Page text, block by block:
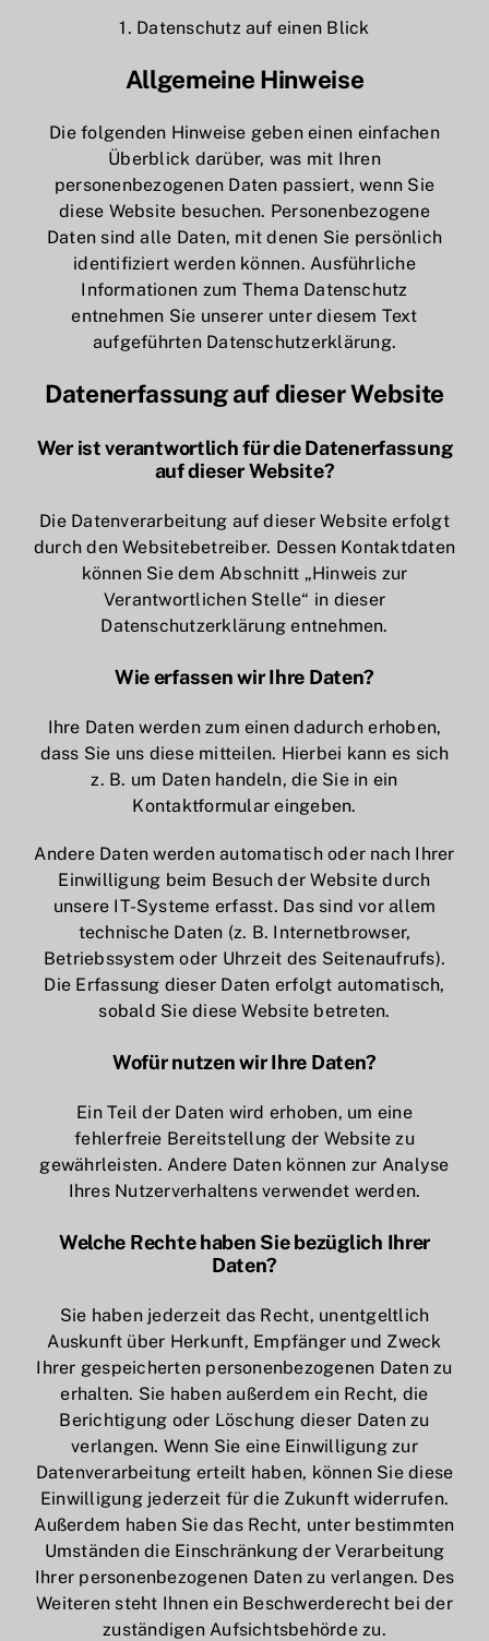
1. Datenschutz auf einen Blick
Allgemeine Hinweise
Die folgenden Hinweise geben einen einfachen
Überblick darüber, was mit Ihren
personenbezogenen Daten passiert, wenn Sie
diese Website besuchen. Personenbezogene
Daten sind alle Daten, mit denen Sie persönlich
identifiziert werden können. Ausführliche
Informationen zum Thema Datenschutz
entnehmen Sie unserer unter diesem Text
aufgeführten Datenschutzerklärung.
Datenerfassung auf dieser Website
Wer ist verantwortlich für die Datenerfassung
auf dieser Website?
Die Datenverarbeitung auf dieser Website erfolgt
durch den Websitebetreiber. Dessen Kontaktdaten
können Sie dem Abschnitt „Hinweis zur
Verantwortlichen Stelle“ in dieser
Datenschutzerklärung entnehmen.
Wie erfassen wir Ihre Daten?
Ihre Daten werden zum einen dadurch erhoben,
dass Sie uns diese mitteilen. Hierbei kann es sich
z. B. um Daten handeln, die Sie in ein
Kontaktformular eingeben.
Andere Daten werden automatisch oder nach Ihrer
Einwilligung beim Besuch der Website durch
unsere IT-Systeme erfasst. Das sind vor allem
technische Daten (z. B. Internetbrowser,
Betriebssystem oder Uhrzeit des Seitenaufrufs).
Die Erfassung dieser Daten erfolgt automatisch,
sobald Sie diese Website betreten.
Wofür nutzen wir Ihre Daten?
Ein Teil der Daten wird erhoben, um eine
fehlerfreie Bereitstellung der Website zu
gewährleisten. Andere Daten können zur Analyse
Ihres Nutzerverhaltens verwendet werden.
Welche Rechte haben Sie bezüglich Ihrer
Daten?
Sie haben jederzeit das Recht, unentgeltlich
Auskunft über Herkunft, Empfänger und Zweck
Ihrer gespeicherten personenbezogenen Daten zu
erhalten. Sie haben außerdem ein Recht, die
Berichtigung oder Löschung dieser Daten zu
verlangen. Wenn Sie eine Einwilligung zur
Datenverarbeitung erteilt haben, können Sie diese
Einwilligung jederzeit für die Zukunft widerrufen.
Außerdem haben Sie das Recht, unter bestimmten
Umständen die Einschränkung der Verarbeitung
Ihrer personenbezogenen Daten zu verlangen. Des
Weiteren steht Ihnen ein Beschwerderecht bei der
zuständigen Aufsichtsbehörde zu.